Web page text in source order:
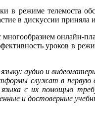
режиме телемоста
в дискуссии приняла
онлайн-
уроков в
аудио и
служат в первую
с их помощью
и достоверные